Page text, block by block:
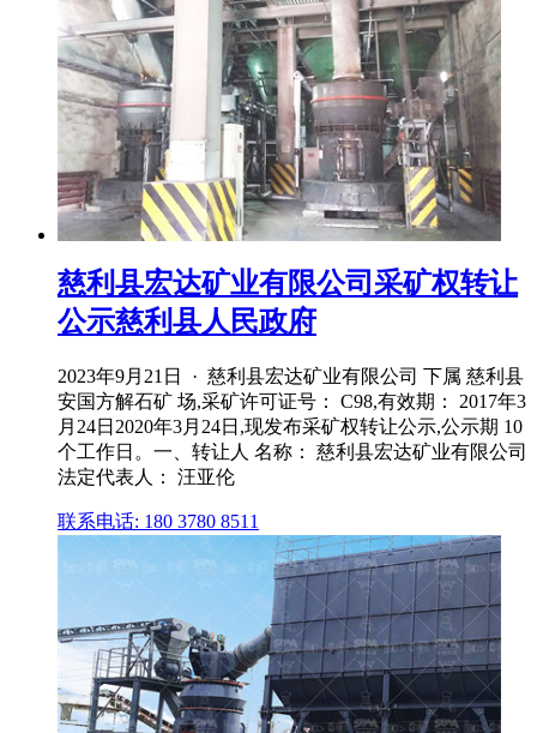
慈利县宏达矿业有限公司采矿权转让
公示慈利县人民政府
2023年9月21日 · 慈利县宏达矿业有限公司 下属 慈利县
安国方解石矿 场,采矿许可证号： C98,有效期： 2017年3
月24日2020年3月24日,现发布采矿权转让公示,公示期 10
个工作日。一、转让人 名称： 慈利县宏达矿业有限公司
法定代表人： 汪亚伦
联系电话: 180 3780 8511